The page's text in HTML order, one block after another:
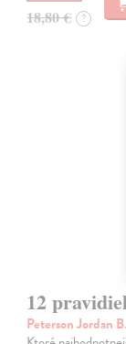
18,80 € ?
12
Peterson Jordan B.